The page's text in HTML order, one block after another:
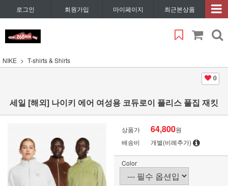
로그인 회원가입 마이페이지 최근본상품
NIKE T-shirts & Shirts
0
세일 [해외] 나이키 에어 여성용 코듀로이 플리스 풀집 재킷
상품가 64,800원
배송비
개별(비례추가)
Color